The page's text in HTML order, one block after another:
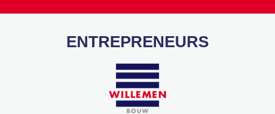
ENTREPRENEURS